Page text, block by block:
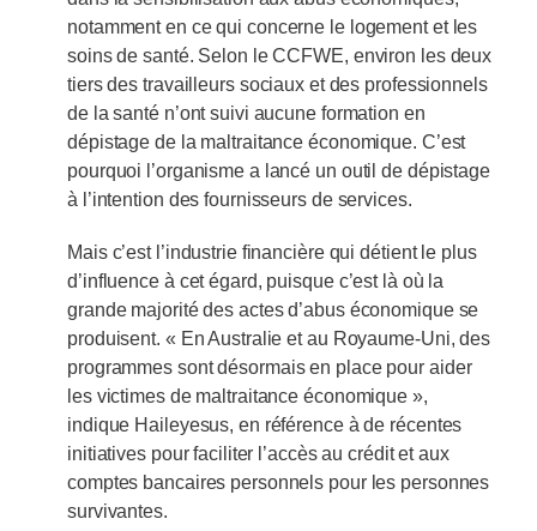
notamment en ce qui concerne le logement et les
soins de santé. Selon le CCFWE, environ les deux
tiers des travailleurs sociaux et des professionnels
de la santé n’ont suivi aucune formation en
dépistage de la maltraitance économique. C’est
pourquoi l’organisme a lancé un outil de dépistage
à l’intention des fournisseurs de services.
Mais c’est l’industrie financière qui détient le plus
d’influence à cet égard, puisque c’est là où la
grande majorité des actes d’abus économique se
produisent. « En Australie et au Royaume-Uni, des
programmes sont désormais en place pour aider
les victimes de maltraitance économique »,
indique Haileyesus, en référence à de récentes
initiatives pour faciliter l’accès au crédit et aux
comptes bancaires personnels pour les personnes
survivantes.